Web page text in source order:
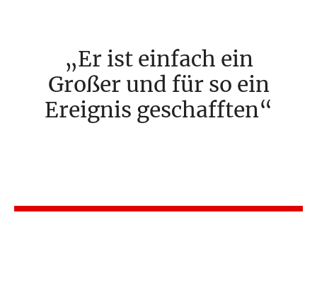
Er ist einfach ein
Großer und für so ein
Ereignis geschafften